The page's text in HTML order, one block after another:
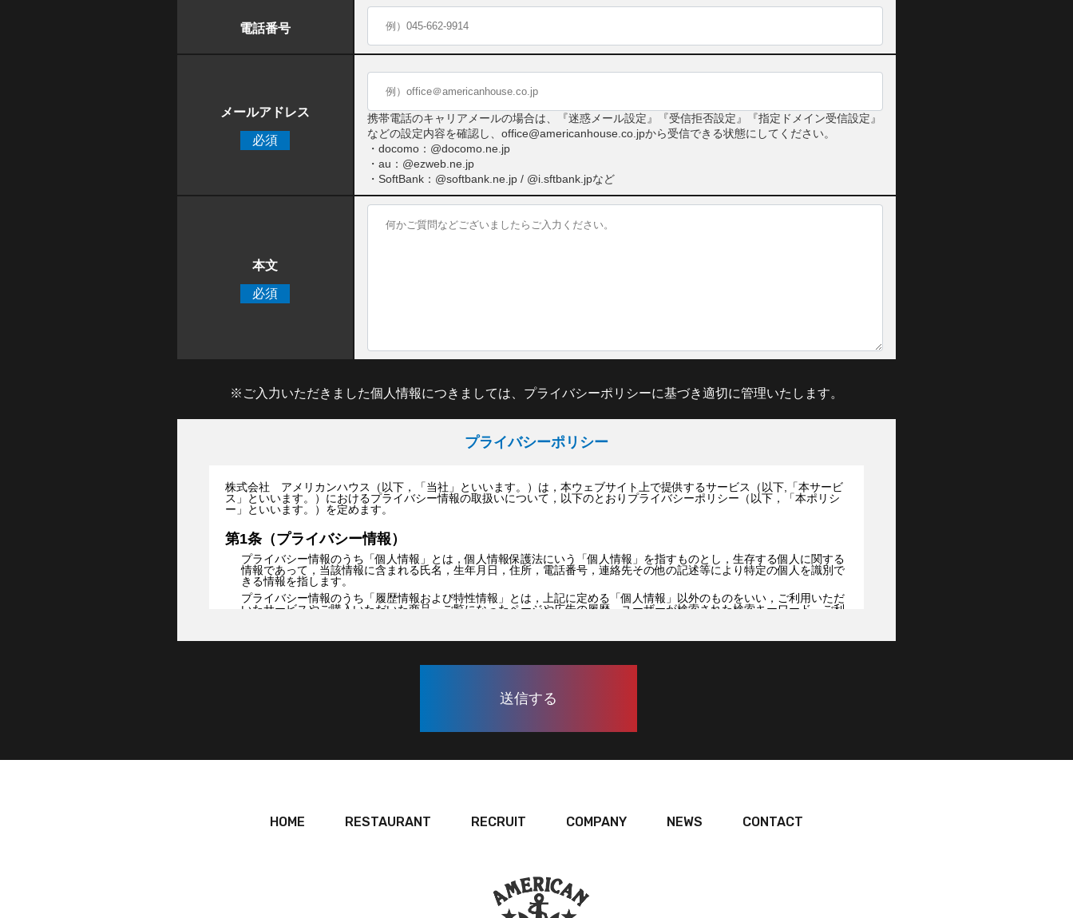
電話番号
メールアドレス
必須
携帯電話のキャリアメールの場合は、『迷惑メール設定』『受信拒否設定』『指定ドメイン受信設定』
などの設定内容を確認し、office@americanhouse.co.jpから受信できる状態にしてください。
・docomo：@docomo.ne.jp
・au：@ezweb.ne.jp
・SoftBank：@softbank.ne.jp / @i.sftbank.jpなど
本文
必須
※ご入力いただきました個人情報につきましては、プライバシーポリシーに基づき適切に管理いたします。
プライバシーポリシー
株式会社 アメリカンハウス（以下，「当社」といいます。）は，本ウェブサイト上で提供するサービス（以下,「本サービ
ス」といいます。）におけるプライバシー情報の取扱いについて，以下のとおりプライバシーポリシー（以下，「本ポリシ
ー」といいます。）を定めます。
第1条（プライバシー情報）
プライバシー情報のうち「個人情報」とは，個人情報保護法にいう「個人情報」を指すものとし，生存する個人に関する
情報であって，当該情報に含まれる氏名，生年月日，住所，電話番号，連絡先その他の記述等により特定の個人を識別で
きる情報を指します。
プライバシー情報のうち「履歴情報および特性情報」とは，上記に定める「個人情報」以外のものをいい，ご利用いただ
いたサービスやご購入いただいた商品，ご覧になったページや広告の履歴，ユーザーが検索された検索キーワード，ご利
第２条（プライバシー情報の収集方法）
カード番号，運転免許証番号などの個人情報をお尋ねすることがあります。また，ユーザーと提携先などとの間でなされ
たユーザーの個人情報を含む取引記録や，決済に関する情報を当社の提携先（情報提供元，広告主，広告配信先などを含
の各種設定情報なども含みます），IPアドレス，クッキー情報，位置情報，端末の個体識別情報などの履歴情報および特
当社が個人情報を収集・利用する目的は，以下のとおりです。
（2）ユーザーにお知らせや連絡をするためにメールアドレスを利用する場合やユーザーに商品を送付したり必要に応じ
て連絡したりするため，氏名や住所などの連絡先情報を利用する目的
（3）ユーザーの本人確認を行うために，氏名，生年月日，住所，電話番号，銀行口座番号，クレジットカード番号，運
HOME RESTAURANT RECRUIT COMPANY NEWS CONTACT